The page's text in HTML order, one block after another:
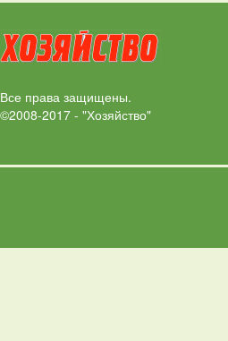
Все права защищены.
©2008-2017 - "Хозяйство"